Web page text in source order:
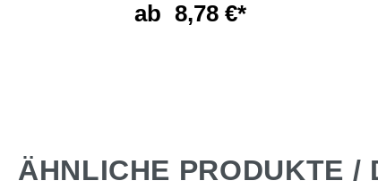
ab 8,78 €*
ÄHNLICHE PRODUKTE /